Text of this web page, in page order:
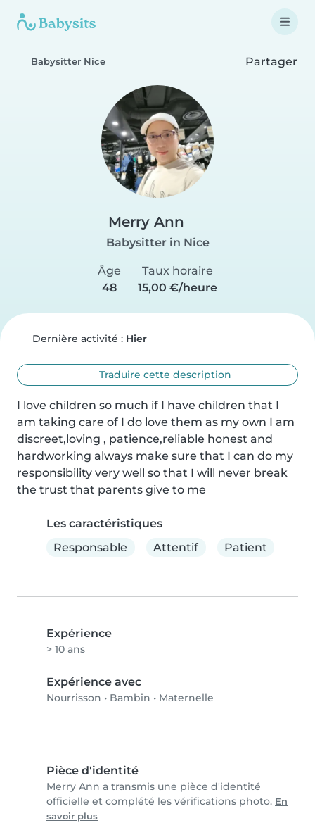
Babysitter Nice Partager
Merry Ann
Babysitter in Nice
Âge
48
Taux horaire
15,00 €/heure
Dernière activité : Hier
Traduire cette description
I love children so much if I have children that I
am taking care of I do love them as my own I am
discreet,loving , patience,reliable honest and
hardworking always make sure that I can do my
responsibility very well so that I will never break
the trust that parents give to me
Les caractéristiques
Responsable
Attentif Patient
Expérience
> 10 ans
Expérience avec
Nourrisson • Bambin • Maternelle
Pièce d'identité
Merry Ann a transmis une pièce d'identité
officielle et complété les vérifications photo. En
savoir plus